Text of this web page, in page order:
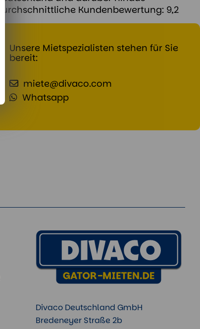
Durchschnittliche Kundenbewertung: 9,2
Unsere Mietspezialisten stehen für Sie
bereit:
miete@divaco.com
Whatsapp
Divaco Deutschland GmbH
Bredeneyer Straße 2b